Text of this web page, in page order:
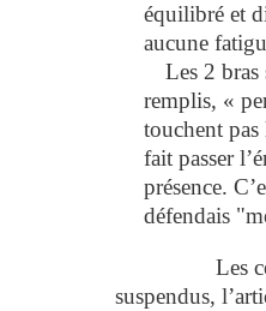
équilibré et
aucune
Les 2 bras
remplis, «
touchent pas
fait passer
présence.
défendais
Les
suspendus,